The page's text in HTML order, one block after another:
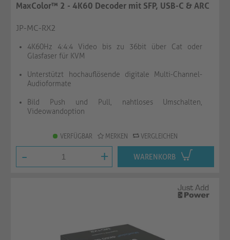
MaxColor™ 2 - 4K60 Decoder mit SFP, USB-C & ARC
JP-MC-RX2
4K60Hz 4:4:4 Video bis zu 36bit über Cat oder
Glasfaser für KVM
Unterstützt hochauflösende digitale Multi-Channel-
Audioformate
Bild Push und Pull, nahtloses Umschalten,
Videowandoption
VERFÜGBAR MERKEN VERGLEICHEN
- + WARENKORB